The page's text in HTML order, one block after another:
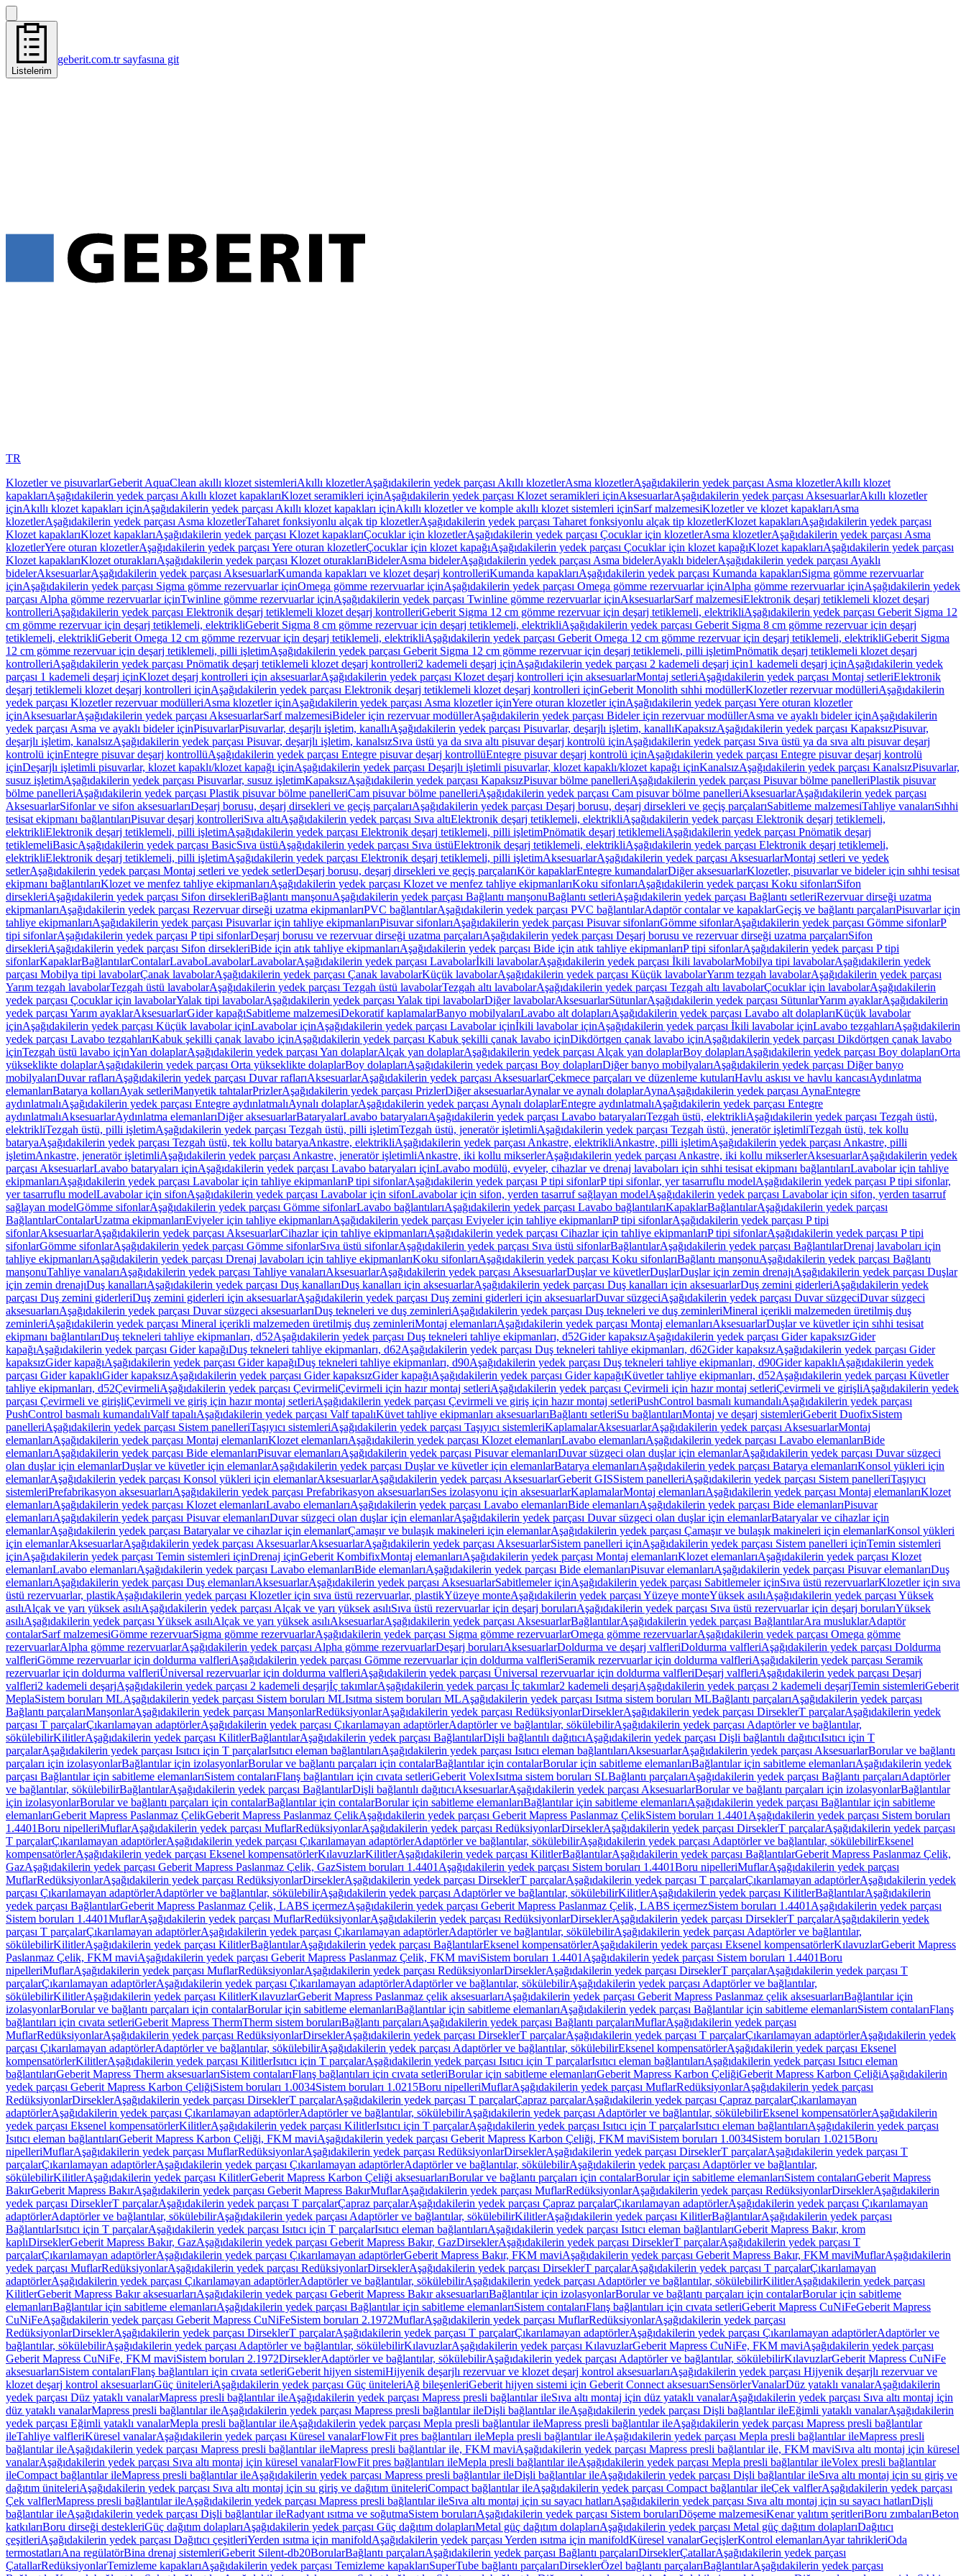
Listelerim
geberit.com.tr sayfasına git
TR
Klozetler ve pisuvarlarGeberit AquaClean akıllı klozet sistemleriAkıllı klozetlerAşağıdakilerin yedek parçası Akıllı klozetlerAsma klozetlerAşağıdakilerin yedek parçası Asma klozetlerAkıllı klozet
kapaklarıAşağıdakilerin yedek parçası Akıllı klozet kapaklarıKlozet seramikleri içinAşağıdakilerin yedek parçası Klozet seramikleri içinAksesuarlarAşağıdakilerin yedek parçası AksesuarlarAkıllı klozetler
içinAkıllı klozet kapakları içinAşağıdakilerin yedek parçası Akıllı klozet kapakları içinAkıllı klozetler ve komple akıllı klozet sistemleri içinSarf malzemesiKlozetler ve klozet kapaklarıAsma
klozetlerAşağıdakilerin yedek parçası Asma klozetlerTaharet fonksiyonlu alçak tip klozetlerAşağıdakilerin yedek parçası Taharet fonksiyonlu alçak tip klozetlerKlozet kapaklarıAşağıdakilerin yedek parçası
Klozet kapaklarıKlozet kapaklarıAşağıdakilerin yedek parçası Klozet kapaklarıÇocuklar için klozetlerAşağıdakilerin yedek parçası Çocuklar için klozetlerAsma klozetlerAşağıdakilerin yedek parçası Asma
klozetlerYere oturan klozetlerAşağıdakilerin yedek parçası Yere oturan klozetlerÇocuklar için klozet kapağıAşağıdakilerin yedek parçası Çocuklar için klozet kapağıKlozet kapaklarıAşağıdakilerin yedek parçası
Klozet kapaklarıKlozet oturaklarıAşağıdakilerin yedek parçası Klozet oturaklarıBidelerAsma bidelerAşağıdakilerin yedek parçası Asma bidelerAyaklı bidelerAşağıdakilerin yedek parçası Ayaklı
bidelerAksesuarlarAşağıdakilerin yedek parçası AksesuarlarKumanda kapakları ve klozet deşarj kontrolleriKumanda kapaklarıAşağıdakilerin yedek parçası Kumanda kapaklarıSigma gömme rezervuarlar
içinAşağıdakilerin yedek parçası Sigma gömme rezervuarlar içinOmega gömme rezervuarlar içinAşağıdakilerin yedek parçası Omega gömme rezervuarlar içinAlpha gömme rezervuarlar içinAşağıdakilerin yedek
parçası Alpha gömme rezervuarlar içinTwinline gömme rezervuarlar içinAşağıdakilerin yedek parçası Twinline gömme rezervuarlar içinAksesuarlarSarf malzemesiElektronik deşarj tetiklemeli klozet deşarj
kontrolleriAşağıdakilerin yedek parçası Elektronik deşarj tetiklemeli klozet deşarj kontrolleriGeberit Sigma 12 cm gömme rezervuar için deşarj tetiklemeli, elektrikliAşağıdakilerin yedek parçası Geberit Sigma 12
cm gömme rezervuar için deşarj tetiklemeli, elektrikliGeberit Sigma 8 cm gömme rezervuar için deşarj tetiklemeli, elektrikliAşağıdakilerin yedek parçası Geberit Sigma 8 cm gömme rezervuar için deşarj
tetiklemeli, elektrikliGeberit Omega 12 cm gömme rezervuar için deşarj tetiklemeli, elektrikliAşağıdakilerin yedek parçası Geberit Omega 12 cm gömme rezervuar için deşarj tetiklemeli, elektrikliGeberit Sigma
12 cm gömme rezervuar için deşarj tetiklemeli, pilli işletimAşağıdakilerin yedek parçası Geberit Sigma 12 cm gömme rezervuar için deşarj tetiklemeli, pilli işletimPnömatik deşarj tetiklemeli klozet deşarj
kontrolleriAşağıdakilerin yedek parçası Pnömatik deşarj tetiklemeli klozet deşarj kontrolleri2 kademeli deşarj içinAşağıdakilerin yedek parçası 2 kademeli deşarj için1 kademeli deşarj içinAşağıdakilerin yedek
parçası 1 kademeli deşarj içinKlozet deşarj kontrolleri için aksesuarlarAşağıdakilerin yedek parçası Klozet deşarj kontrolleri için aksesuarlarMontaj setleriAşağıdakilerin yedek parçası Montaj setleriElektronik
deşarj tetiklemeli klozet deşarj kontrolleri içinAşağıdakilerin yedek parçası Elektronik deşarj tetiklemeli klozet deşarj kontrolleri içinGeberit Monolith sıhhi modüllerKlozetler rezervuar modülleriAşağıdakilerin
yedek parçası Klozetler rezervuar modülleriAsma klozetler içinAşağıdakilerin yedek parçası Asma klozetler içinYere oturan klozetler içinAşağıdakilerin yedek parçası Yere oturan klozetler
içinAksesuarlarAşağıdakilerin yedek parçası AksesuarlarSarf malzemesiBideler için rezervuar modüllerAşağıdakilerin yedek parçası Bideler için rezervuar modüllerAsma ve ayaklı bideler içinAşağıdakilerin
yedek parçası Asma ve ayaklı bideler içinPisuvarlarPisuvarlar, deşarjlı işletim, kanallıAşağıdakilerin yedek parçası Pisuvarlar, deşarjlı işletim, kanallıKapaksızAşağıdakilerin yedek parçası KapaksızPisuvar,
deşarjlı işletim, kanalsızAşağıdakilerin yedek parçası Pisuvar, deşarjlı işletim, kanalsızSıva üstü ya da sıva altı pisuvar deşarj kontrolü içinAşağıdakilerin yedek parçası Sıva üstü ya da sıva altı pisuvar deşarj
kontrolü içinEntegre pisuvar deşarj kontrollüAşağıdakilerin yedek parçası Entegre pisuvar deşarj kontrollüEntegre pisuvar deşarj kontrolü içinAşağıdakilerin yedek parçası Entegre pisuvar deşarj kontrolü
içinDeşarjlı işletimli pisuvarlar, klozet kapaklı/klozet kapağı içinAşağıdakilerin yedek parçası Deşarjlı işletimli pisuvarlar, klozet kapaklı/klozet kapağı içinKanalsızAşağıdakilerin yedek parçası KanalsızPisuvarlar,
susuz işletimAşağıdakilerin yedek parçası Pisuvarlar, susuz işletimKapaksızAşağıdakilerin yedek parçası KapaksızPisuvar bölme panelleriAşağıdakilerin yedek parçası Pisuvar bölme panelleriPlastik pisuvar
bölme panelleriAşağıdakilerin yedek parçası Plastik pisuvar bölme panelleriCam pisuvar bölme panelleriAşağıdakilerin yedek parçası Cam pisuvar bölme panelleriAksesuarlarAşağıdakilerin yedek parçası
AksesuarlarSifonlar ve sifon aksesuarlarıDeşarj borusu, deşarj dirsekleri ve geçiş parçalarıAşağıdakilerin yedek parçası Deşarj borusu, deşarj dirsekleri ve geçiş parçalarıSabitleme malzemesiTahliye vanalarıSıhhi
tesisat ekipmanı bağlantılarıPisuvar deşarj kontrolleriSıva altıAşağıdakilerin yedek parçası Sıva altıElektronik deşarj tetiklemeli, elektrikliAşağıdakilerin yedek parçası Elektronik deşarj tetiklemeli,
elektrikliElektronik deşarj tetiklemeli, pilli işletimAşağıdakilerin yedek parçası Elektronik deşarj tetiklemeli, pilli işletimPnömatik deşarj tetiklemeliAşağıdakilerin yedek parçası Pnömatik deşarj
tetiklemeliBasicAşağıdakilerin yedek parçası BasicSıva üstüAşağıdakilerin yedek parçası Sıva üstüElektronik deşarj tetiklemeli, elektrikliAşağıdakilerin yedek parçası Elektronik deşarj tetiklemeli,
elektrikliElektronik deşarj tetiklemeli, pilli işletimAşağıdakilerin yedek parçası Elektronik deşarj tetiklemeli, pilli işletimAksesuarlarAşağıdakilerin yedek parçası AksesuarlarMontaj setleri ve yedek
setlerAşağıdakilerin yedek parçası Montaj setleri ve yedek setlerDeşarj borusu, deşarj dirsekleri ve geçiş parçalarıKör kapaklarEntegre kumandalarDiğer aksesuarlarKlozetler, pisuvarlar ve bideler için sıhhi tesisat
ekipmanı bağlantılarıKlozet ve menfez tahliye ekipmanlarıAşağıdakilerin yedek parçası Klozet ve menfez tahliye ekipmanlarıKoku sifonlarıAşağıdakilerin yedek parçası Koku sifonlarıSifon
dirsekleriAşağıdakilerin yedek parçası Sifon dirsekleriBağlantı manşonuAşağıdakilerin yedek parçası Bağlantı manşonuBağlantı setleriAşağıdakilerin yedek parçası Bağlantı setleriRezervuar dirseği uzatma
ekipmanlarıAşağıdakilerin yedek parçası Rezervuar dirseği uzatma ekipmanlarıPVC bağlantılarAşağıdakilerin yedek parçası PVC bağlantılarAdaptör contalar ve kapaklarGeçiş ve bağlantı parçalarıPisuvarlar için
tahliye ekipmanlarıAşağıdakilerin yedek parçası Pisuvarlar için tahliye ekipmanlarıPisuvar sifonlarıAşağıdakilerin yedek parçası Pisuvar sifonlarıGömme sifonlarAşağıdakilerin yedek parçası Gömme sifonlarP
tipi sifonlarAşağıdakilerin yedek parçası P tipi sifonlarDeşarj borusu ve rezervuar dirseği uzatma parçalarıAşağıdakilerin yedek parçası Deşarj borusu ve rezervuar dirseği uzatma parçalarıSifon
dirsekleriAşağıdakilerin yedek parçası Sifon dirsekleriBide için atık tahliye ekipmanlarıAşağıdakilerin yedek parçası Bide için atık tahliye ekipmanlarıP tipi sifonlarAşağıdakilerin yedek parçası P tipi
sifonlarKapaklarBağlantılarContalarLavaboLavabolarLavabolarAşağıdakilerin yedek parçası Lavabolarİkili lavabolarAşağıdakilerin yedek parçası İkili lavabolarMobilya tipi lavabolarAşağıdakilerin yedek
parçası Mobilya tipi lavabolarÇanak lavabolarAşağıdakilerin yedek parçası Çanak lavabolarKüçük lavabolarAşağıdakilerin yedek parçası Küçük lavabolarYarım tezgah lavabolarAşağıdakilerin yedek parçası
Yarım tezgah lavabolarTezgah üstü lavabolarAşağıdakilerin yedek parçası Tezgah üstü lavabolarTezgah altı lavabolarAşağıdakilerin yedek parçası Tezgah altı lavabolarÇocuklar için lavabolarAşağıdakilerin
yedek parçası Çocuklar için lavabolarYalak tipi lavabolarAşağıdakilerin yedek parçası Yalak tipi lavabolarDiğer lavabolarAksesuarlarSütunlarAşağıdakilerin yedek parçası SütunlarYarım ayaklarAşağıdakilerin
yedek parçası Yarım ayaklarAksesuarlarGider kapağıSabitleme malzemesiDekoratif kaplamalarBanyo mobilyalarıLavabo alt dolaplarıAşağıdakilerin yedek parçası Lavabo alt dolaplarıKüçük lavabolar
içinAşağıdakilerin yedek parçası Küçük lavabolar içinLavabolar içinAşağıdakilerin yedek parçası Lavabolar içinİkili lavabolar içinAşağıdakilerin yedek parçası İkili lavabolar içinLavabo tezgahlarıAşağıdakilerin
yedek parçası Lavabo tezgahlarıKabuk şekilli çanak lavabo içinAşağıdakilerin yedek parçası Kabuk şekilli çanak lavabo içinDikdörtgen çanak lavabo içinAşağıdakilerin yedek parçası Dikdörtgen çanak lavabo
içinTezgah üstü lavabo içinYan dolaplarAşağıdakilerin yedek parçası Yan dolaplarAlçak yan dolaplarAşağıdakilerin yedek parçası Alçak yan dolaplarBoy dolaplarıAşağıdakilerin yedek parçası Boy dolaplarıOrta
yükseklikte dolaplarAşağıdakilerin yedek parçası Orta yükseklikte dolaplarBoy dolaplarıAşağıdakilerin yedek parçası Boy dolaplarıDiğer banyo mobilyalarıAşağıdakilerin yedek parçası Diğer banyo
mobilyalarıDuvar raflarıAşağıdakilerin yedek parçası Duvar raflarıAksesuarlarAşağıdakilerin yedek parçası AksesuarlarÇekmece parçaları ve düzenleme kutularıHavlu askısı ve havlu kancasıAydınlatma
elemanlarıBatarya kollarıAyak setleriManyetik tahtalarPrizlerAşağıdakilerin yedek parçası PrizlerDiğer aksesuarlarAynalar ve aynalı dolaplarAynaAşağıdakilerin yedek parçası AynaEntegre
aydınlatmalıAşağıdakilerin yedek parçası Entegre aydınlatmalıAynalı dolaplarAşağıdakilerin yedek parçası Aynalı dolaplarEntegre aydınlatmalıAşağıdakilerin yedek parçası Entegre
aydınlatmalıAksesuarlarAydınlatma elemanlarıDiğer aksesuarlarBataryalarLavabo bataryalarıAşağıdakilerin yedek parçası Lavabo bataryalarıTezgah üstü, elektrikliAşağıdakilerin yedek parçası Tezgah üstü,
elektrikliTezgah üstü, pilli işletimAşağıdakilerin yedek parçası Tezgah üstü, pilli işletimTezgah üstü, jeneratör işletimliAşağıdakilerin yedek parçası Tezgah üstü, jeneratör işletimliTezgah üstü, tek kollu
bataryaAşağıdakilerin yedek parçası Tezgah üstü, tek kollu bataryaAnkastre, elektrikliAşağıdakilerin yedek parçası Ankastre, elektrikliAnkastre, pilli işletimAşağıdakilerin yedek parçası Ankastre, pilli
işletimAnkastre, jeneratör işletimliAşağıdakilerin yedek parçası Ankastre, jeneratör işletimliAnkastre, iki kollu mikserlerAşağıdakilerin yedek parçası Ankastre, iki kollu mikserlerAksesuarlarAşağıdakilerin yedek
parçası AksesuarlarLavabo bataryaları içinAşağıdakilerin yedek parçası Lavabo bataryaları içinLavabo modülü, evyeler, cihazlar ve drenaj lavaboları için sıhhi tesisat ekipmanı bağlantılarıLavabolar için tahliye
ekipmanlarıAşağıdakilerin yedek parçası Lavabolar için tahliye ekipmanlarıP tipi sifonlarAşağıdakilerin yedek parçası P tipi sifonlarP tipi sifonlar, yer tasarruflu modelAşağıdakilerin yedek parçası P tipi sifonlar,
yer tasarruflu modelLavabolar için sifonAşağıdakilerin yedek parçası Lavabolar için sifonLavabolar için sifon, yerden tasarruf sağlayan modelAşağıdakilerin yedek parçası Lavabolar için sifon, yerden tasarruf
sağlayan modelGömme sifonlarAşağıdakilerin yedek parçası Gömme sifonlarLavabo bağlantılarıAşağıdakilerin yedek parçası Lavabo bağlantılarıKapaklarBağlantılarAşağıdakilerin yedek parçası
BağlantılarContalarUzatma ekipmanlarıEviyeler için tahliye ekipmanlarıAşağıdakilerin yedek parçası Eviyeler için tahliye ekipmanlarıP tipi sifonlarAşağıdakilerin yedek parçası P tipi
sifonlarAksesuarlarAşağıdakilerin yedek parçası AksesuarlarCihazlar için tahliye ekipmanlarıAşağıdakilerin yedek parçası Cihazlar için tahliye ekipmanlarıP tipi sifonlarAşağıdakilerin yedek parçası P tipi
sifonlarGömme sifonlarAşağıdakilerin yedek parçası Gömme sifonlarSıva üstü sifonlarAşağıdakilerin yedek parçası Sıva üstü sifonlarBağlantılarAşağıdakilerin yedek parçası BağlantılarDrenaj lavaboları için
tahliye ekipmanlarıAşağıdakilerin yedek parçası Drenaj lavaboları için tahliye ekipmanlarıKoku sifonlarıAşağıdakilerin yedek parçası Koku sifonlarıBağlantı manşonuAşağıdakilerin yedek parçası Bağlantı
manşonuTahliye vanalarıAşağıdakilerin yedek parçası Tahliye vanalarıAksesuarlarAşağıdakilerin yedek parçası AksesuarlarDuşlar ve küvetlerDuşlarDuşlar için zemin drenajıAşağıdakilerin yedek parçası Duşlar
için zemin drenajıDuş kanallarıAşağıdakilerin yedek parçası Duş kanallarıDuş kanalları için aksesuarlarAşağıdakilerin yedek parçası Duş kanalları için aksesuarlarDuş zemini giderleriAşağıdakilerin yedek
parçası Duş zemini giderleriDuş zemini giderleri için aksesuarlarAşağıdakilerin yedek parçası Duş zemini giderleri için aksesuarlarDuvar süzgeciAşağıdakilerin yedek parçası Duvar süzgeciDuvar süzgeci
aksesuarlarıAşağıdakilerin yedek parçası Duvar süzgeci aksesuarlarıDuş tekneleri ve duş zeminleriAşağıdakilerin yedek parçası Duş tekneleri ve duş zeminleriMineral içerikli malzemeden üretilmiş duş
zeminleriAşağıdakilerin yedek parçası Mineral içerikli malzemeden üretilmiş duş zeminleriMontaj elemanlarıAşağıdakilerin yedek parçası Montaj elemanlarıAksesuarlarDuşlar ve küvetler için sıhhi tesisat
ekipmanı bağlantılarıDuş tekneleri tahliye ekipmanları, d52Aşağıdakilerin yedek parçası Duş tekneleri tahliye ekipmanları, d52Gider kapaksızAşağıdakilerin yedek parçası Gider kapaksızGider
kapağıAşağıdakilerin yedek parçası Gider kapağıDuş tekneleri tahliye ekipmanları, d62Aşağıdakilerin yedek parçası Duş tekneleri tahliye ekipmanları, d62Gider kapaksızAşağıdakilerin yedek parçası Gider
kapaksızGider kapağıAşağıdakilerin yedek parçası Gider kapağıDuş tekneleri tahliye ekipmanları, d90Aşağıdakilerin yedek parçası Duş tekneleri tahliye ekipmanları, d90Gider kapaklıAşağıdakilerin yedek
parçası Gider kapaklıGider kapaksızAşağıdakilerin yedek parçası Gider kapaksızGider kapağıAşağıdakilerin yedek parçası Gider kapağıKüvetler tahliye ekipmanları, d52Aşağıdakilerin yedek parçası Küvetler
tahliye ekipmanları, d52ÇevirmeliAşağıdakilerin yedek parçası ÇevirmeliÇevirmeli için hazır montaj setleriAşağıdakilerin yedek parçası Çevirmeli için hazır montaj setleriÇevirmeli ve girişliAşağıdakilerin yedek
parçası Çevirmeli ve girişliÇevirmeli ve giriş için hazır montaj setleriAşağıdakilerin yedek parçası Çevirmeli ve giriş için hazır montaj setleriPushControl basmalı kumandalıAşağıdakilerin yedek parçası
PushControl basmalı kumandalıValf tapalıAşağıdakilerin yedek parçası Valf tapalıKüvet tahliye ekipmanları aksesuarlarıBağlantı setleriSu bağlantılarıMontaj ve deşarj sistemleriGeberit DuofixSistem
panelleriAşağıdakilerin yedek parçası Sistem panelleriTaşıyıcı sistemleriAşağıdakilerin yedek parçası Taşıyıcı sistemleriKaplamalarAksesuarlarAşağıdakilerin yedek parçası AksesuarlarMontaj
elemanlarıAşağıdakilerin yedek parçası Montaj elemanlarıKlozet elemanlarıAşağıdakilerin yedek parçası Klozet elemanlarıLavabo elemanlarıAşağıdakilerin yedek parçası Lavabo elemanlarıBide
elemanlarıAşağıdakilerin yedek parçası Bide elemanlarıPisuvar elemanlarıAşağıdakilerin yedek parçası Pisuvar elemanlarıDuvar süzgeci olan duşlar için elemanlarAşağıdakilerin yedek parçası Duvar süzgeci
olan duşlar için elemanlarDuşlar ve küvetler için elemanlarAşağıdakilerin yedek parçası Duşlar ve küvetler için elemanlarBatarya elemanlarıAşağıdakilerin yedek parçası Batarya elemanlarıKonsol yükleri için
elemanlarAşağıdakilerin yedek parçası Konsol yükleri için elemanlarAksesuarlarAşağıdakilerin yedek parçası AksesuarlarGeberit GISSistem panelleriAşağıdakilerin yedek parçası Sistem panelleriTaşıyıcı
sistemleriPrefabrikasyon aksesuarlarıAşağıdakilerin yedek parçası Prefabrikasyon aksesuarlarıSes izolasyonu için aksesuarlarKaplamalarMontaj elemanlarıAşağıdakilerin yedek parçası Montaj elemanlarıKlozet
elemanlarıAşağıdakilerin yedek parçası Klozet elemanlarıLavabo elemanlarıAşağıdakilerin yedek parçası Lavabo elemanlarıBide elemanlarıAşağıdakilerin yedek parçası Bide elemanlarıPisuvar
elemanlarıAşağıdakilerin yedek parçası Pisuvar elemanlarıDuvar süzgeci olan duşlar için elemanlarAşağıdakilerin yedek parçası Duvar süzgeci olan duşlar için elemanlarBataryalar ve cihazlar için
elemanlarAşağıdakilerin yedek parçası Bataryalar ve cihazlar için elemanlarÇamaşır ve bulaşık makineleri için elemanlarAşağıdakilerin yedek parçası Çamaşır ve bulaşık makineleri için elemanlarKonsol yükleri
için elemanlarAksesuarlarAşağıdakilerin yedek parçası AksesuarlarAksesuarlarAşağıdakilerin yedek parçası AksesuarlarSistem panelleri içinAşağıdakilerin yedek parçası Sistem panelleri içinTemin sistemleri
içinAşağıdakilerin yedek parçası Temin sistemleri içinDrenaj içinGeberit KombifixMontaj elemanlarıAşağıdakilerin yedek parçası Montaj elemanlarıKlozet elemanlarıAşağıdakilerin yedek parçası Klozet
elemanlarıLavabo elemanlarıAşağıdakilerin yedek parçası Lavabo elemanlarıBide elemanlarıAşağıdakilerin yedek parçası Bide elemanlarıPisuvar elemanlarıAşağıdakilerin yedek parçası Pisuvar elemanlarıDuş
elemanlarıAşağıdakilerin yedek parçası Duş elemanlarıAksesuarlarAşağıdakilerin yedek parçası AksesuarlarSabitlemeler içinAşağıdakilerin yedek parçası Sabitlemeler içinSıva üstü rezervuarlarKlozetler için sıva
üstü rezervuarlar, plastikAşağıdakilerin yedek parçası Klozetler için sıva üstü rezervuarlar, plastikYüzeye monteAşağıdakilerin yedek parçası Yüzeye monteYüksek asılıAşağıdakilerin yedek parçası Yüksek
asılıAlçak ve yarı yüksek asılıAşağıdakilerin yedek parçası Alçak ve yarı yüksek asılıSıva üstü rezervuarlar için deşarj borularıAşağıdakilerin yedek parçası Sıva üstü rezervuarlar için deşarj borularıYüksek
asılıAşağıdakilerin yedek parçası Yüksek asılıAlçak ve yarı yüksek asılıAksesuarlarAşağıdakilerin yedek parçası AksesuarlarBağlantılarAşağıdakilerin yedek parçası BağlantılarAra musluklarAdaptör
contalarSarf malzemesiGömme rezervuarSigma gömme rezervuarlarAşağıdakilerin yedek parçası Sigma gömme rezervuarlarOmega gömme rezervuarlarAşağıdakilerin yedek parçası Omega gömme
rezervuarlarAlpha gömme rezervuarlarAşağıdakilerin yedek parçası Alpha gömme rezervuarlarDeşarj borularıAksesuarlarDoldurma ve deşarj valfleriDoldurma valfleriAşağıdakilerin yedek parçası Doldurma
valfleriGömme rezervuarlar için doldurma valfleriAşağıdakilerin yedek parçası Gömme rezervuarlar için doldurma valfleriSeramik rezervuarlar için doldurma valfleriAşağıdakilerin yedek parçası Seramik
rezervuarlar için doldurma valfleriÜniversal rezervuarlar için doldurma valfleriAşağıdakilerin yedek parçası Üniversal rezervuarlar için doldurma valfleriDeşarj valfleriAşağıdakilerin yedek parçası Deşarj
valfleri2 kademeli deşarjAşağıdakilerin yedek parçası 2 kademeli deşarjİç takımlarAşağıdakilerin yedek parçası İç takımlar2 kademeli deşarjAşağıdakilerin yedek parçası 2 kademeli deşarjTemin sistemleriGeberit
MeplaSistem boruları MLAşağıdakilerin yedek parçası Sistem boruları MLIsıtma sistem boruları MLAşağıdakilerin yedek parçası Isıtma sistem boruları MLBağlantı parçalarıAşağıdakilerin yedek parçası
Bağlantı parçalarıManşonlarAşağıdakilerin yedek parçası ManşonlarRedüksiyonlarAşağıdakilerin yedek parçası RedüksiyonlarDirseklerAşağıdakilerin yedek parçası DirseklerT parçalarAşağıdakilerin yedek
parçası T parçalarÇıkarılamayan adaptörlerAşağıdakilerin yedek parçası Çıkarılamayan adaptörlerAdaptörler ve bağlantılar, sökülebilirAşağıdakilerin yedek parçası Adaptörler ve bağlantılar,
sökülebilirKilitlerAşağıdakilerin yedek parçası KilitlerBağlantılarAşağıdakilerin yedek parçası BağlantılarDişli bağlantılı dağıtıcıAşağıdakilerin yedek parçası Dişli bağlantılı dağıtıcıIsıtıcı için T
parçalarAşağıdakilerin yedek parçası Isıtıcı için T parçalarIsıtıcı eleman bağlantılarıAşağıdakilerin yedek parçası Isıtıcı eleman bağlantılarıAksesuarlarAşağıdakilerin yedek parçası AksesuarlarBorular ve bağlantı
parçaları için izolasyonlarBağlantılar için izolasyonlarBorular ve bağlantı parçaları için contalarBağlantılar için contalarBorular için sabitleme elemanlarıBağlantılar için sabitleme elemanlarıAşağıdakilerin yedek
parçası Bağlantılar için sabitleme elemanlarıSistem contalarıFlanş bağlantıları için cıvata setleriGeberit VolexIsıtma sistem boruları SLBağlantı parçalarıAşağıdakilerin yedek parçası Bağlantı parçalarıAdaptörler
ve bağlantılar, sökülebilirBağlantılarAşağıdakilerin yedek parçası BağlantılarDişli bağlantılı dağıtıcıAksesuarlarAşağıdakilerin yedek parçası AksesuarlarBorular ve bağlantı parçaları için izolasyonlarBağlantılar
için izolasyonlarBorular ve bağlantı parçaları için contalarBağlantılar için contalarBorular için sabitleme elemanlarıBağlantılar için sabitleme elemanlarıAşağıdakilerin yedek parçası Bağlantılar için sabitleme
elemanlarıGeberit Mapress Paslanmaz ÇelikGeberit Mapress Paslanmaz ÇelikAşağıdakilerin yedek parçası Geberit Mapress Paslanmaz ÇelikSistem boruları 1.4401 Aşağıdakilerin yedek parçası Sistem boruları
1.4401Boru nipelleriMuflarAşağıdakilerin yedek parçası MuflarRedüksiyonlarAşağıdakilerin yedek parçası RedüksiyonlarDirseklerAşağıdakilerin yedek parçası DirseklerT parçalarAşağıdakilerin yedek parçası
T parçalarÇıkarılamayan adaptörlerAşağıdakilerin yedek parçası Çıkarılamayan adaptörlerAdaptörler ve bağlantılar, sökülebilirAşağıdakilerin yedek parçası Adaptörler ve bağlantılar, sökülebilirEksenel
kompensatörlerAşağıdakilerin yedek parçası Eksenel kompensatörlerKılavuzlarKilitlerAşağıdakilerin yedek parçası KilitlerBağlantılarAşağıdakilerin yedek parçası BağlantılarGeberit Mapress Paslanmaz Çelik,
GazAşağıdakilerin yedek parçası Geberit Mapress Paslanmaz Çelik, GazSistem boruları 1.4401 Aşağıdakilerin yedek parçası Sistem boruları 1.4401Boru nipelleriMuflarAşağıdakilerin yedek parçası
MuflarRedüksiyonlarAşağıdakilerin yedek parçası RedüksiyonlarDirseklerAşağıdakilerin yedek parçası DirseklerT parçalarAşağıdakilerin yedek parçası T parçalarÇıkarılamayan adaptörlerAşağıdakilerin yedek
parçası Çıkarılamayan adaptörlerAdaptörler ve bağlantılar, sökülebilirAşağıdakilerin yedek parçası Adaptörler ve bağlantılar, sökülebilirKilitlerAşağıdakilerin yedek parçası KilitlerBağlantılarAşağıdakilerin
yedek parçası BağlantılarGeberit Mapress Paslanmaz Çelik, LABS içermezAşağıdakilerin yedek parçası Geberit Mapress Paslanmaz Çelik, LABS içermezSistem boruları 1.4401 Aşağıdakilerin yedek parçası
Sistem boruları 1.4401MuflarAşağıdakilerin yedek parçası MuflarRedüksiyonlarAşağıdakilerin yedek parçası RedüksiyonlarDirseklerAşağıdakilerin yedek parçası DirseklerT parçalarAşağıdakilerin yedek
parçası T parçalarÇıkarılamayan adaptörlerAşağıdakilerin yedek parçası Çıkarılamayan adaptörlerAdaptörler ve bağlantılar, sökülebilirAşağıdakilerin yedek parçası Adaptörler ve bağlantılar,
sökülebilirKilitlerAşağıdakilerin yedek parçası KilitlerBağlantılarAşağıdakilerin yedek parçası BağlantılarEksenel kompensatörlerAşağıdakilerin yedek parçası Eksenel kompensatörlerKılavuzlarGeberit Mapress
Paslanmaz Çelik, FKM maviAşağıdakilerin yedek parçası Geberit Mapress Paslanmaz Çelik, FKM maviSistem boruları 1.4401 Aşağıdakilerin yedek parçası Sistem boruları 1.4401Boru
nipelleriMuflarAşağıdakilerin yedek parçası MuflarRedüksiyonlarAşağıdakilerin yedek parçası RedüksiyonlarDirseklerAşağıdakilerin yedek parçası DirseklerT parçalarAşağıdakilerin yedek parçası T
parçalarÇıkarılamayan adaptörlerAşağıdakilerin yedek parçası Çıkarılamayan adaptörlerAdaptörler ve bağlantılar, sökülebilirAşağıdakilerin yedek parçası Adaptörler ve bağlantılar,
sökülebilirKilitlerAşağıdakilerin yedek parçası KilitlerKılavuzlarGeberit Mapress Paslanmaz çelik aksesuarlarıAşağıdakilerin yedek parçası Geberit Mapress Paslanmaz çelik aksesuarlarıBağlantılar için
izolasyonlarBorular ve bağlantı parçaları için contalarBorular için sabitleme elemanlarıBağlantılar için sabitleme elemanlarıAşağıdakilerin yedek parçası Bağlantılar için sabitleme elemanlarıSistem contalarıFlanş
bağlantıları için cıvata setleriGeberit Mapress ThermTherm sistem borularıBağlantı parçalarıAşağıdakilerin yedek parçası Bağlantı parçalarıMuflarAşağıdakilerin yedek parçası
MuflarRedüksiyonlarAşağıdakilerin yedek parçası RedüksiyonlarDirseklerAşağıdakilerin yedek parçası DirseklerT parçalarAşağıdakilerin yedek parçası T parçalarÇıkarılamayan adaptörlerAşağıdakilerin yedek
parçası Çıkarılamayan adaptörlerAdaptörler ve bağlantılar, sökülebilirAşağıdakilerin yedek parçası Adaptörler ve bağlantılar, sökülebilirEksenel kompensatörlerAşağıdakilerin yedek parçası Eksenel
kompensatörlerKilitlerAşağıdakilerin yedek parçası KilitlerIsıtıcı için T parçalarAşağıdakilerin yedek parçası Isıtıcı için T parçalarIsıtıcı eleman bağlantılarıAşağıdakilerin yedek parçası Isıtıcı eleman
bağlantılarıGeberit Mapress Therm aksesuarlarıSistem contalarıFlanş bağlantıları için cıvata setleriBorular için sabitleme elemanlarıGeberit Mapress Karbon ÇeliğiGeberit Mapress Karbon ÇeliğiAşağıdakilerin
yedek parçası Geberit Mapress Karbon ÇeliğiSistem boruları 1.0034Sistem boruları 1.0215Boru nipelleriMuflarAşağıdakilerin yedek parçası MuflarRedüksiyonlarAşağıdakilerin yedek parçası
RedüksiyonlarDirseklerAşağıdakilerin yedek parçası DirseklerT parçalarAşağıdakilerin yedek parçası T parçalarÇapraz parçalarAşağıdakilerin yedek parçası Çapraz parçalarÇıkarılamayan
adaptörlerAşağıdakilerin yedek parçası Çıkarılamayan adaptörlerAdaptörler ve bağlantılar, sökülebilirAşağıdakilerin yedek parçası Adaptörler ve bağlantılar, sökülebilirEksenel kompensatörlerAşağıdakilerin
yedek parçası Eksenel kompensatörlerKilitlerAşağıdakilerin yedek parçası KilitlerIsıtıcı için T parçalarAşağıdakilerin yedek parçası Isıtıcı için T parçalarIsıtıcı eleman bağlantılarıAşağıdakilerin yedek parçası
Isıtıcı eleman bağlantılarıGeberit Mapress Karbon Çeliği, FKM maviAşağıdakilerin yedek parçası Geberit Mapress Karbon Çeliği, FKM maviSistem boruları 1.0034Sistem boruları 1.0215Boru
nipelleriMuflarAşağıdakilerin yedek parçası MuflarRedüksiyonlarAşağıdakilerin yedek parçası RedüksiyonlarDirseklerAşağıdakilerin yedek parçası DirseklerT parçalarAşağıdakilerin yedek parçası T
parçalarÇıkarılamayan adaptörlerAşağıdakilerin yedek parçası Çıkarılamayan adaptörlerAdaptörler ve bağlantılar, sökülebilirAşağıdakilerin yedek parçası Adaptörler ve bağlantılar,
sökülebilirKilitlerAşağıdakilerin yedek parçası KilitlerGeberit Mapress Karbon Çeliği aksesuarlarıBorular ve bağlantı parçaları için contalarBorular için sabitleme elemanlarıSistem contalarıGeberit Mapress
BakırGeberit Mapress BakırAşağıdakilerin yedek parçası Geberit Mapress BakırMuflarAşağıdakilerin yedek parçası MuflarRedüksiyonlarAşağıdakilerin yedek parçası RedüksiyonlarDirseklerAşağıdakilerin
yedek parçası DirseklerT parçalarAşağıdakilerin yedek parçası T parçalarÇapraz parçalarAşağıdakilerin yedek parçası Çapraz parçalarÇıkarılamayan adaptörlerAşağıdakilerin yedek parçası Çıkarılamayan
adaptörlerAdaptörler ve bağlantılar, sökülebilirAşağıdakilerin yedek parçası Adaptörler ve bağlantılar, sökülebilirKilitlerAşağıdakilerin yedek parçası KilitlerBağlantılarAşağıdakilerin yedek parçası
BağlantılarIsıtıcı için T parçalarAşağıdakilerin yedek parçası Isıtıcı için T parçalarIsıtıcı eleman bağlantılarıAşağıdakilerin yedek parçası Isıtıcı eleman bağlantılarıGeberit Mapress Bakır, krom
kaplıDirseklerGeberit Mapress Bakır, GazAşağıdakilerin yedek parçası Geberit Mapress Bakır, GazDirseklerAşağıdakilerin yedek parçası DirseklerT parçalarAşağıdakilerin yedek parçası T
parçalarÇıkarılamayan adaptörlerAşağıdakilerin yedek parçası Çıkarılamayan adaptörlerGeberit Mapress Bakır, FKM maviAşağıdakilerin yedek parçası Geberit Mapress Bakır, FKM maviMuflarAşağıdakilerin
yedek parçası MuflarRedüksiyonlarAşağıdakilerin yedek parçası RedüksiyonlarDirseklerAşağıdakilerin yedek parçası DirseklerT parçalarAşağıdakilerin yedek parçası T parçalarÇıkarılamayan
adaptörlerAşağıdakilerin yedek parçası Çıkarılamayan adaptörlerAdaptörler ve bağlantılar, sökülebilirAşağıdakilerin yedek parçası Adaptörler ve bağlantılar, sökülebilirKilitlerAşağıdakilerin yedek parçası
KilitlerGeberit Mapress Bakır aksesuarlarıAşağıdakilerin yedek parçası Geberit Mapress Bakır aksesuarlarıBağlantılar için izolasyonlarBorular ve bağlantı parçaları için contalarBorular için sabitleme
elemanlarıBağlantılar için sabitleme elemanlarıAşağıdakilerin yedek parçası Bağlantılar için sabitleme elemanlarıSistem contalarıFlanş bağlantıları için cıvata setleriGeberit Mapress CuNiFeGeberit Mapress
CuNiFeAşağıdakilerin yedek parçası Geberit Mapress CuNiFeSistem boruları 2.1972MuflarAşağıdakilerin yedek parçası MuflarRedüksiyonlarAşağıdakilerin yedek parçası
RedüksiyonlarDirseklerAşağıdakilerin yedek parçası DirseklerT parçalarAşağıdakilerin yedek parçası T parçalarÇıkarılamayan adaptörlerAşağıdakilerin yedek parçası Çıkarılamayan adaptörlerAdaptörler ve
bağlantılar, sökülebilirAşağıdakilerin yedek parçası Adaptörler ve bağlantılar, sökülebilirKılavuzlarAşağıdakilerin yedek parçası KılavuzlarGeberit Mapress CuNiFe, FKM maviAşağıdakilerin yedek parçası
Geberit Mapress CuNiFe, FKM maviSistem boruları 2.1972DirseklerAdaptörler ve bağlantılar, sökülebilirAşağıdakilerin yedek parçası Adaptörler ve bağlantılar, sökülebilirKılavuzlarGeberit Mapress CuNiFe
aksesuarlarıSistem contalarıFlanş bağlantıları için cıvata setleriGeberit hijyen sistemiHijyenik deşarjlı rezervuar ve klozet deşarj kontrol aksesuarlarıAşağıdakilerin yedek parçası Hijyenik deşarjlı rezervuar ve
klozet deşarj kontrol aksesuarlarıGüç üniteleriAşağıdakilerin yedek parçası Güç üniteleriAğ bileşenleriGeberit hijyen sistemi için Geberit Connect aksesuarıSensörlerVanalarDüz yataklı vanalarAşağıdakilerin
yedek parçası Düz yataklı vanalarMapress presli bağlantılar ileAşağıdakilerin yedek parçası Mapress presli bağlantılar ileSıva altı montaj için düz yataklı vanalarAşağıdakilerin yedek parçası Sıva altı montaj için
düz yataklı vanalarMapress presli bağlantılar ileAşağıdakilerin yedek parçası Mapress presli bağlantılar ileDişli bağlantılar ileAşağıdakilerin yedek parçası Dişli bağlantılar ileEğimli yataklı vanalarAşağıdakilerin
yedek parçası Eğimli yataklı vanalarMepla presli bağlantılar ileAşağıdakilerin yedek parçası Mepla presli bağlantılar ileMapress presli bağlantılar ileAşağıdakilerin yedek parçası Mapress presli bağlantılar
ileTahliye valfleriKüresel vanalarAşağıdakilerin yedek parçası Küresel vanalarFlowFit pres bağlantıları ileMepla presli bağlantılar ileAşağıdakilerin yedek parçası Mepla presli bağlantılar ileMapress presli
bağlantılar ileAşağıdakilerin yedek parçası Mapress presli bağlantılar ileMapress presli bağlantılar ile, FKM maviAşağıdakilerin yedek parçası Mapress presli bağlantılar ile, FKM maviSıva altı montaj için küresel
vanalarAşağıdakilerin yedek parçası Sıva altı montaj için küresel vanalarFlowFit pres bağlantıları ileMepla presli bağlantılar ileAşağıdakilerin yedek parçası Mepla presli bağlantılar ileVolex presli bağlantılar
ileCompact bağlantılar ileMapress presli bağlantılar ileAşağıdakilerin yedek parçası Mapress presli bağlantılar ileDişli bağlantılar ileAşağıdakilerin yedek parçası Dişli bağlantılar ileSıva altı montaj için su giriş ve
dağıtım üniteleriAşağıdakilerin yedek parçası Sıva altı montaj için su giriş ve dağıtım üniteleriCompact bağlantılar ileAşağıdakilerin yedek parçası Compact bağlantılar ileÇek valflerAşağıdakilerin yedek parçası
Çek valflerMapress presli bağlantılar ileAşağıdakilerin yedek parçası Mapress presli bağlantılar ileSıva altı montaj için su sayacı hatlarıAşağıdakilerin yedek parçası Sıva altı montaj için su sayacı hatlarıDişli
bağlantılar ileAşağıdakilerin yedek parçası Dişli bağlantılar ileRadyant ısıtma ve soğutmaSistem borularıAşağıdakilerin yedek parçası Sistem borularıDöşeme malzemesiKenar yalıtım şeritleriBoru zımbalarıBeton
katkılarıBoru dirseği destekleriGüç dağıtım dolaplarıAşağıdakilerin yedek parçası Güç dağıtım dolaplarıMetal güç dağıtım dolaplarıAşağıdakilerin yedek parçası Metal güç dağıtım dolaplarıDağıtıcı
çeşitleriAşağıdakilerin yedek parçası Dağıtıcı çeşitleriYerden ısıtma için manifoldAşağıdakilerin yedek parçası Yerden ısıtma için manifoldKüresel vanalarGeçişlerKontrol elemanlarıAyar tahrikleriOda
termostatlarıAna regülatörBina drenaj sistemleriGeberit Silent-db20BorularBağlantı parçalarıAşağıdakilerin yedek parçası Bağlantı parçalarıDirseklerÇatallarAşağıdakilerin yedek parçası
ÇatallarRedüksiyonlarTemizleme kapaklarıAşağıdakilerin yedek parçası Temizleme kapaklarıSuperTube bağlantı parçalarıDirseklerÖzel bağlantı parçalarıBağlantılarAşağıdakilerin yedek parçası